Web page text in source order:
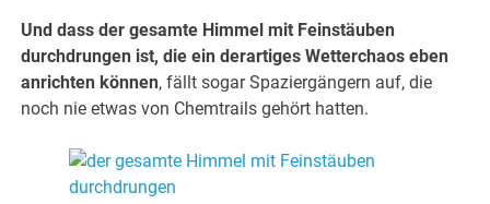
Und dass der gesamte Himmel mit Feinstäuben
durchdrungen ist, die ein derartiges Wetterchaos eben
anrichten können, fällt sogar Spaziergängern auf, die
noch nie etwas von Chemtrails gehört hatten.